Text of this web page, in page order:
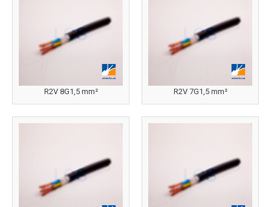
R2V 8G1,5 mm² R2V 7G1,5 mm²